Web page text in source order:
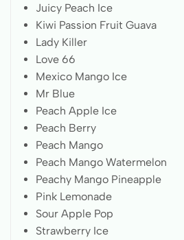
Juicy Peach Ice
Kiwi Passion Fruit Guava
Lady Killer
Love 66
Mexico Mango Ice
Mr Blue
Peach Apple Ice
Peach Berry
Peach Mango
Peach Mango Watermelon
Peachy Mango Pineapple
Pink Lemonade
Sour Apple Pop
Strawberry Ice